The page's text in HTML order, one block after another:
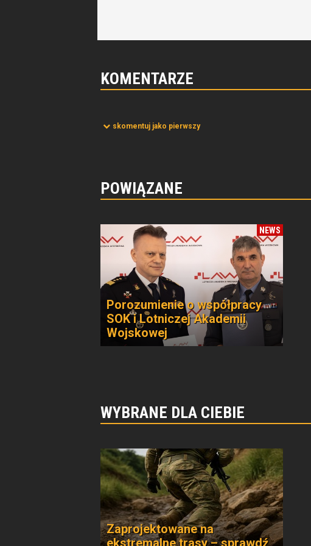
KOMENTARZE
skomentuj jako pierwszy
POWIĄZANE
NEWS
Porozumienie o współpracy
SOK i Lotniczej Akademii
Wojskowej
WYBRANE DLA CIEBIE
Zaprojektowane na
ekstremalne trasy – sprawdź